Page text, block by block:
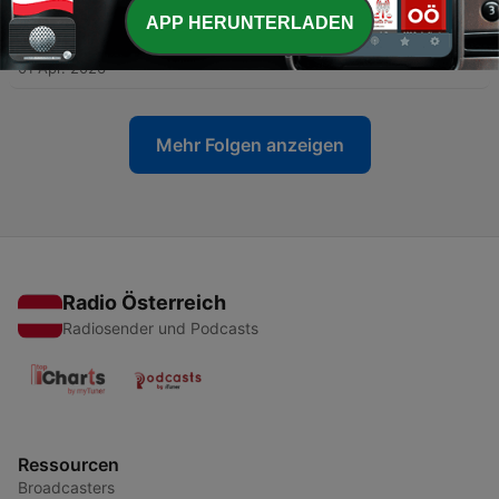
219 - Inka
01 Apr. 2026
Mehr Folgen anzeigen
Radio Österreich
Radiosender und Podcasts
Ressourcen
Broadcasters
APP HERUNTERLADEN